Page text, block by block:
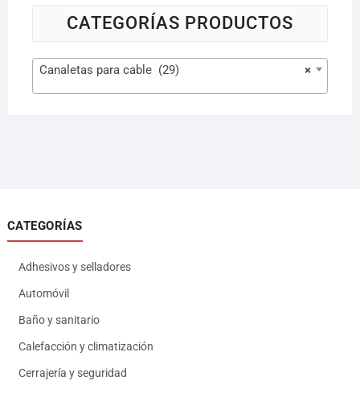
CATEGORÍAS PRODUCTOS
×
Canaletas para cable (29)
CATEGORÍAS
Adhesivos y selladores
Automóvil
Baño y sanitario
Calefacción y climatización
Cerrajería y seguridad